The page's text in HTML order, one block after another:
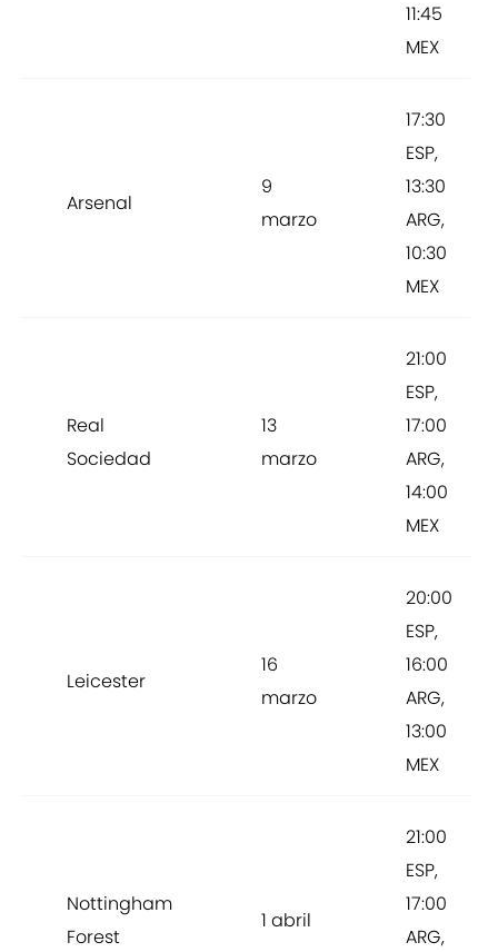
11:45
MEX
Arsenal
9
marzo
17:30
ESP,
13:30
ARG,
10:30
MEX
Real
Sociedad
13
marzo
21:00
ESP,
17:00
ARG,
14:00
MEX
Leicester
16
marzo
20:00
ESP,
16:00
ARG,
13:00
MEX
Nottingham
Forest
1 abril
21:00
ESP,
17:00
ARG,